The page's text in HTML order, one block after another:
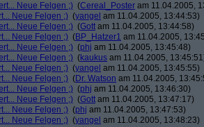
Neue Felgen ;) (Cereal_Poster am 11.04.2005,
Neue Felgen ;) (yangel am 11.04.2005, 13:44:53)
Neue Felgen ;) (Gott am 11.04.2005, 13:44:58)
Neue Felgen ;) (BP_Hatzer1 am 11.04.2005,
Neue Felgen ;) (phj am 11.04.2005, 13:45:48)
Neue Felgen ;) (kaukus am 11.04.2005,
Neue Felgen ;) (yangel am 11.04.2005, 13:45:55)
Neue Felgen ;) (Dr. Watson am 11.04.2005,
Neue Felgen ;) (phj am 11.04.2005, 13:46:30)
Neue Felgen ;) (Gott am 11.04.2005, 13:47:17)
Neue Felgen ;) (phj am 11.04.2005, 13:47:53)
Neue Felgen ;) (yangel am 11.04.2005, 13:48:23)